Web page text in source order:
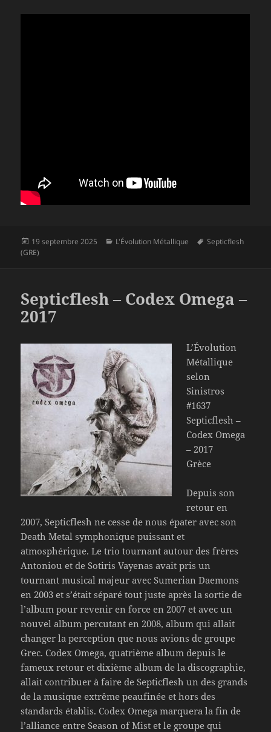
Publié
le
19 septembre 2025 Catégories
L'Évolution Métallique
Mots-
Septicflesh
(GRE)
Septicflesh – Codex Omega –
2017
L’Évolution
Métallique
selon
Sinistros
#1637
Septicflesh –
Codex Omega
– 2017
Grèce
Depuis son
retour en
2007, Septicflesh ne cesse de nous épater avec son
Death Metal symphonique puissant et
atmosphérique. Le trio tournant autour des frères
Antoniou et de Sotiris Vayenas avait pris un
tournant musical majeur avec Sumerian Daemons
en 2003 et s’était séparé tout juste après la sortie de
l’album pour revenir en force en 2007 et avec un
nouvel album percutant en 2008, album qui allait
changer la perception que nous avions de groupe
Grec. Codex Omega, quatrième album depuis le
fameux retour et dixième album de la discographie,
allait contribuer à faire de Septicflesh un des grands
de la musique extrême peaufinée et hors des
standards établis. Codex Omega marquera la fin de
l’alliance entre Season of Mist et le groupe qui